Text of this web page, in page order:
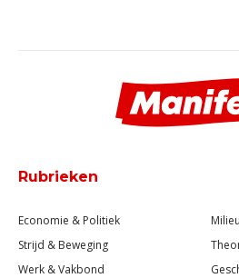
Rubrieken
Economie & Politiek
Strijd & Beweging
Werk & Vakbond
Milieu